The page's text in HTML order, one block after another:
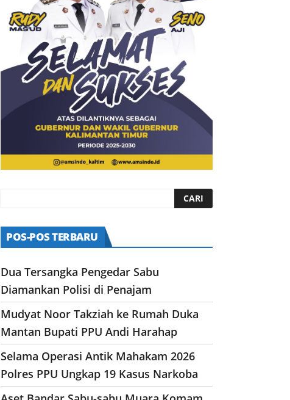
POS-POS TERBARU
Dua Tersangka Pengedar Sabu
Diamankan Polisi di Penajam
Mudyat Noor Takziah ke Rumah Duka
Mantan Bupati PPU Andi Harahap
Selama Operasi Antik Mahakam 2026
Polres PPU Ungkap 19 Kasus Narkoba